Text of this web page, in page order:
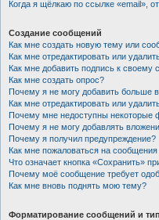
Когда я щёлкаю по ссылке «email»,
Создание сообщений
Как мне создать новую тему или
Как мне отредактировать или
Как мне добавить подпись к своему
Как мне создать опрос?
Почему я не могу добавить больше
Как мне отредактировать или
Почему мне недоступны некоторые
Почему я не могу добавлять
Почему я получил предупреждение?
Как мне пожаловаться на
Что означает кнопка «Сохранить»
Почему моё сообщение требует
Как мне вновь поднять мою тему?
Форматирование сообщений и